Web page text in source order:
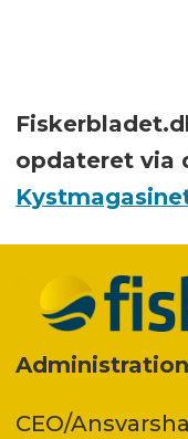
opdateret via
Administration
CEO/